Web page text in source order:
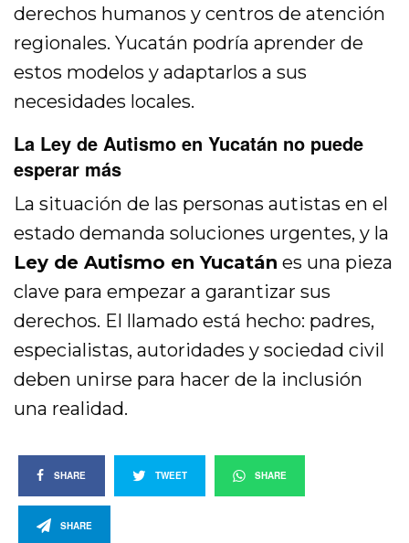
derechos humanos y centros de atención
regionales. Yucatán podría aprender de
estos modelos y adaptarlos a sus
necesidades locales.
La Ley de Autismo en Yucatán no puede
esperar más
La situación de las personas autistas en el
estado demanda soluciones urgentes, y la
Ley de Autismo en Yucatán es una pieza
clave para empezar a garantizar sus
derechos. El llamado está hecho: padres,
especialistas, autoridades y sociedad civil
deben unirse para hacer de la inclusión
una realidad.
SHARE TWEET SHARE
SHARE